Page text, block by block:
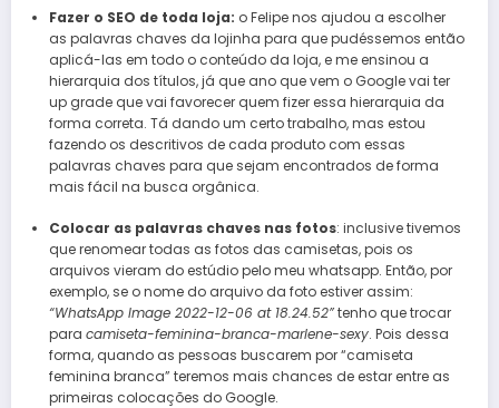
Fazer o SEO de toda loja: o Felipe nos ajudou a escolher
as palavras chaves da lojinha para que pudéssemos então
aplicá-las em todo o conteúdo da loja, e me ensinou a
hierarquia dos títulos, já que ano que vem o Google vai ter
up grade que vai favorecer quem fizer essa hierarquia da
forma correta. Tá dando um certo trabalho, mas estou
fazendo os descritivos de cada produto com essas
palavras chaves para que sejam encontrados de forma
mais fácil na busca orgânica.
Colocar as palavras chaves nas fotos: inclusive tivemos
que renomear todas as fotos das camisetas, pois os
arquivos vieram do estúdio pelo meu whatsapp. Então, por
exemplo, se o nome do arquivo da foto estiver assim:
“WhatsApp Image 2022-12-06 at 18.24.52”tenho que trocar
para camiseta-feminina-branca-marlene-sexy. Pois dessa
forma, quando as pessoas buscarem por “camiseta
feminina branca” teremos mais chances de estar entre as
primeiras colocações do Google.